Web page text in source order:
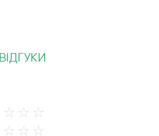
ВІДГУКИ
2
3
4
2
3
4